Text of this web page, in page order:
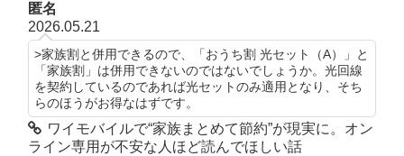
匿名
2026.05.21
>家族割と併用できるので、「おうち割 光セット（A）」と
「家族割」は併用できないのではないでしょうか。光回線
を契約しているのであれば光セットのみ適用となり、そち
らのほうがお得なはずです。
ワイモバイルで“家族まとめて節約”が現実に。オン
ライン専用が不安な人ほど読んでほしい話